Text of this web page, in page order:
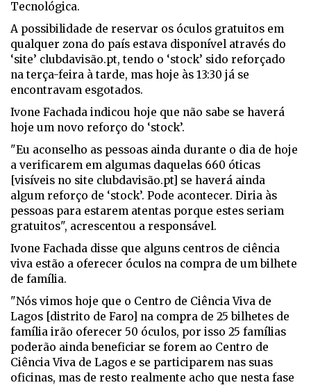
Tecnológica.
A possibilidade de reservar os óculos gratuitos em
qualquer zona do país estava disponível através do
‘site’ clubdavisão.pt, tendo o ‘stock’ sido reforçado
na terça-feira à tarde, mas hoje às 13:30 já se
encontravam esgotados.
Ivone Fachada indicou hoje que não sabe se haverá
hoje um novo reforço do ‘stock’.
"Eu aconselho as pessoas ainda durante o dia de hoje
a verificarem em algumas daquelas 660 óticas
[visíveis no site clubdavisão.pt] se haverá ainda
algum reforço de ‘stock’. Pode acontecer. Diria às
pessoas para estarem atentas porque estes seriam
gratuitos", acrescentou a responsável.
Ivone Fachada disse que alguns centros de ciência
viva estão a oferecer óculos na compra de um bilhete
de família.
"Nós vimos hoje que o Centro de Ciência Viva de
Lagos [distrito de Faro] na compra de 25 bilhetes de
família irão oferecer 50 óculos, por isso 25 famílias
poderão ainda beneficiar se forem ao Centro de
Ciência Viva de Lagos e se participarem nas suas
oficinas, mas de resto realmente acho que nesta fase